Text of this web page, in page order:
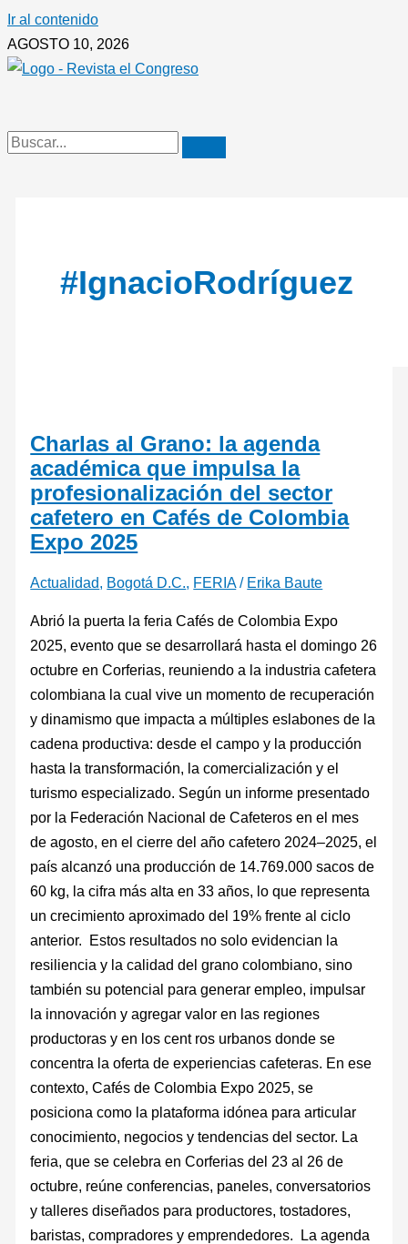
Ir al contenido
AGOSTO 10, 2026
#IgnacioRodríguez
Charlas al Grano: la agenda
académica que impulsa la
profesionalización del sector
cafetero en Cafés de Colombia
Expo 2025
Actualidad, Bogotá D.C., FERIA/ Erika Baute
Abrió la puerta la feria Cafés de Colombia Expo
2025, evento que se desarrollará hasta el domingo 26
octubre en Corferias, reuniendo a la industria cafetera
colombiana la cual vive un momento de recuperación
y dinamismo que impacta a múltiples eslabones de la
cadena productiva: desde el campo y la producción
hasta la transformación, la comercialización y el
turismo especializado. Según un informe presentado
por la Federación Nacional de Cafeteros en el mes
de agosto, en el cierre del año cafetero 2024–2025, el
país alcanzó una producción de 14.769.000 sacos de
60 kg, la cifra más alta en 33 años, lo que representa
un crecimiento aproximado del 19% frente al ciclo
anterior. Estos resultados no solo evidencian la
resiliencia y la calidad del grano colombiano, sino
también su potencial para generar empleo, impulsar
la innovación y agregar valor en las regiones
productoras y en los cent ros urbanos donde se
concentra la oferta de experiencias cafeteras. En ese
contexto, Cafés de Colombia Expo 2025, se
posiciona como la plataforma idónea para articular
conocimiento, negocios y tendencias del sector. La
feria, que se celebra en Corferias del 23 al 26 de
octubre, reúne conferencias, paneles, conversatorios
y talleres diseñados para productores, tostadores,
baristas, compradores y emprendedores. La agenda